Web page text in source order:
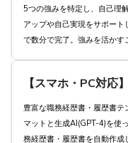
を実現しよう
5つの強みを特定し、自己理
アップや自己実現をサポート
で数分で完了。強みを活かす
り深い自己理解が得られます
レンジし、あなたの可能性を
【スマホ・PC対応
書・履歴書を生成
職種別職務経歴書
豊富な職務経歴書・履歴書テ
マットと生成AI(GPT-4)を使
務経歴書・履歴書を自動作成